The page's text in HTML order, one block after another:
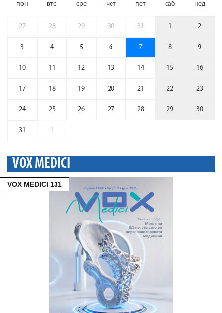
пон вто сре чет пет саб нед
27 28 29 30 31 1 2
3 4 5 6 7 8 9
10 11 12 13 14 15 16
17 18 19 20 21 22 23
24 25 26 27 28 29 30
31 1
VOX MEDICI
VOX MEDICI 131